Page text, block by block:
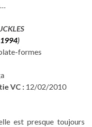
1994)
formes
VC : 12/02/2010
est presque toujours